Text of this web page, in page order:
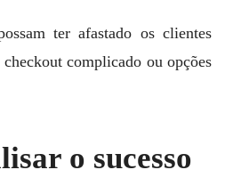
ter afastado os clientes
complicado ou opções
o sucesso